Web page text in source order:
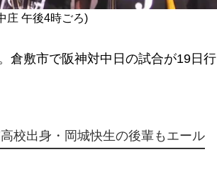
庄 午後4時ごろ)
倉敷市で阪神対中日の試合が19日行
校出身・岡城快生の後輩もエール